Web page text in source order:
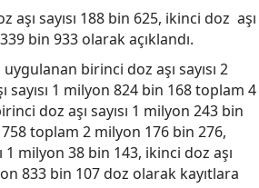
sayısı 188 bin 625, ikinci doz aşı
bin 933 olarak açıklandı.
birinci doz aşı sayısı 2
sayısı 1 milyon 824 bin 168 toplam 4
doz aşı sayısı 1 milyon 243 bin
758 toplam 2 milyon 176 bin 276,
1 milyon 38 bin 143, ikinci doz aşı
833 bin 107 doz olarak kayıtlara